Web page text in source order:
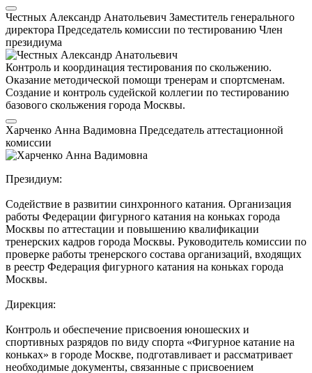
Честных Александр Анатольевич Заместитель генерального
директора Председатель комиссии по тестированию Член
президиума
Контроль и координация тестирования по скольжению.
Оказание методической помощи тренерам и спортсменам.
Создание и контроль судейской коллегии по тестированию
базового скольжения города Москвы.
Харченко Анна Вадимовна Председатель аттестационной
комиссии
Президиум:
Содействие в развитии синхронного катания. Организация
работы Федерации фигурного катания на коньках города
Москвы по аттестации и повышению квалификации
тренерских кадров города Москвы. Руководитель комиссии по
проверке работы тренерского состава организаций, входящих
в реестр Федерация фигурного катания на коньках города
Москвы.
Дирекция:
Контроль и обеспечение присвоения юношеских и
спортивных разрядов по виду спорта «Фигурное катание на
коньках» в городе Москве, подготавливает и рассматривает
необходимые документы, связанные с присвоением